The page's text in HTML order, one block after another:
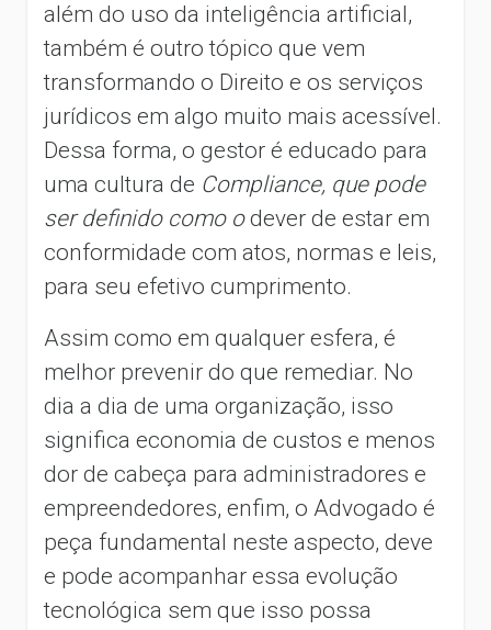
além do uso da inteligência artificial,
também é outro tópico que vem
transformando o Direito e os serviços
jurídicos em algo muito mais acessível.
Dessa forma, o gestor é educado para
uma cultura de Compliance, que pode
ser definido como odever de estar em
conformidade com atos, normas e leis,
para seu efetivo cumprimento.
Assim como em qualquer esfera, é
melhor prevenir do que remediar. No
dia a dia de uma organização, isso
significa economia de custos e menos
dor de cabeça para administradores e
empreendedores, enfim, o Advogado é
peça fundamental neste aspecto, deve
e pode acompanhar essa evolução
tecnológica sem que isso possa